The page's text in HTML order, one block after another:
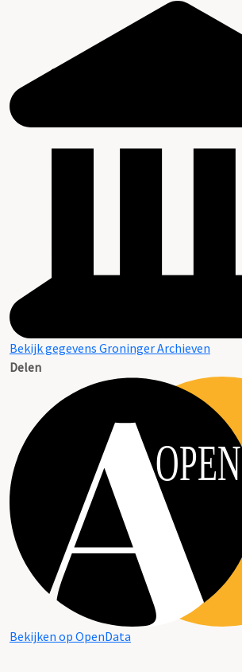
Bekijk gegevens Groninger Archieven
Delen
OPEN
Bekijken op OpenData